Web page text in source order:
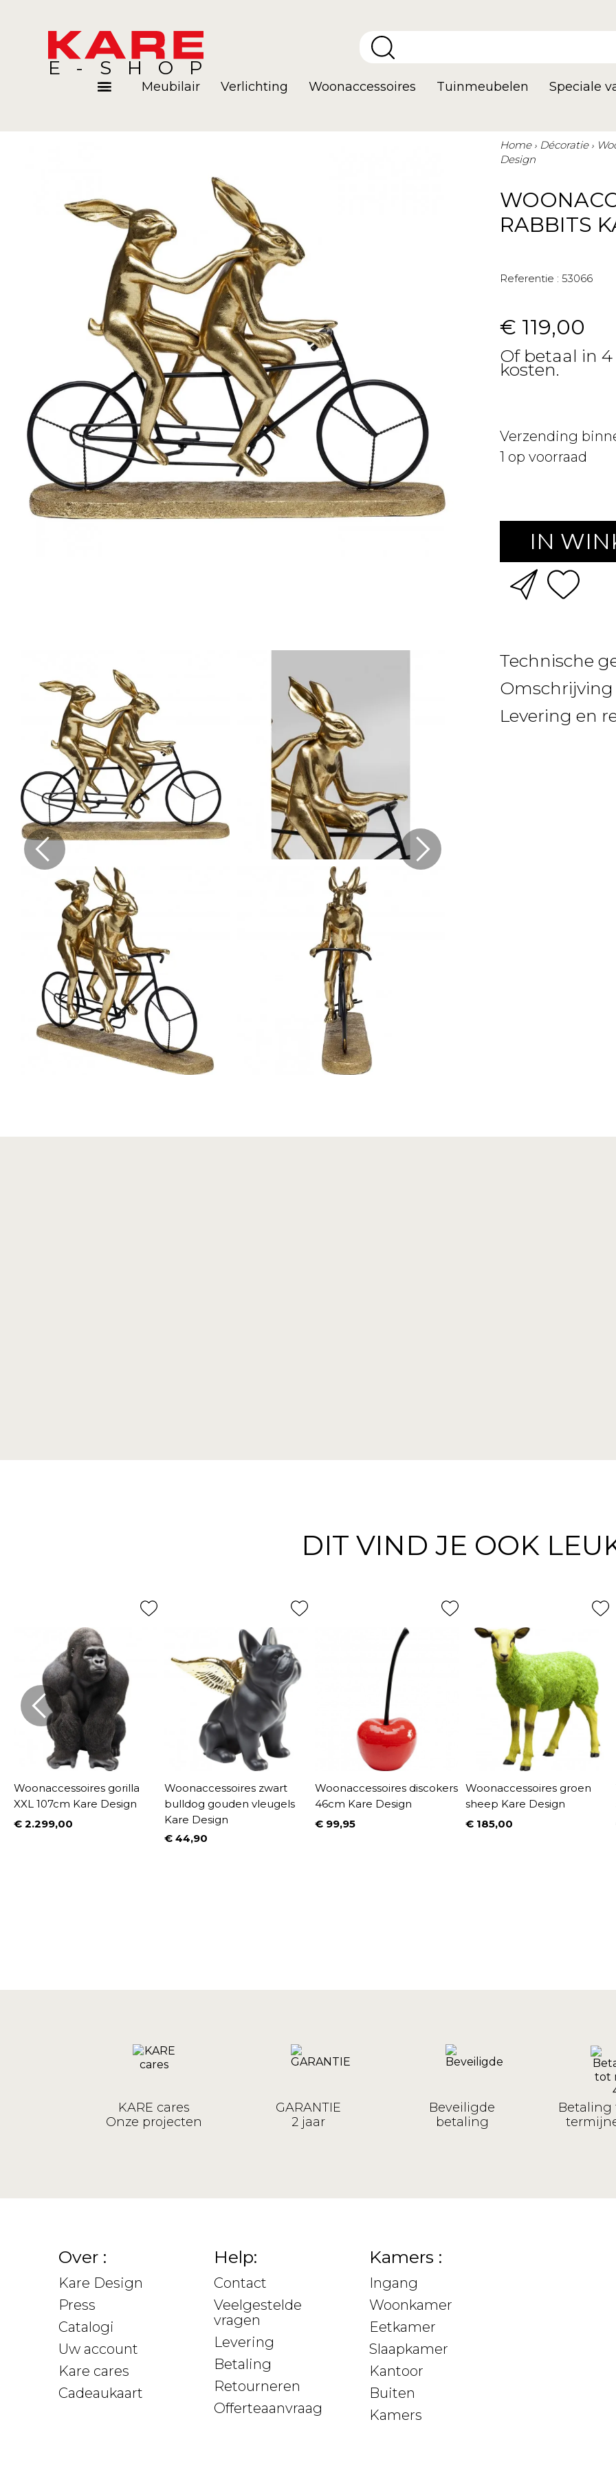
E-SHOP
Meubilair Verlichting Woonaccessoires Tuinmeubelen Speciale
Home Décoratie
Design
RABBITS
Referentie : 53066
€ 119,00
Of betaal in
kosten.
Verzending
1 op voorraad
IN
Technische
Omschrijving
Levering en
DIT VIND JE OOK
Woonaccessoires gorilla
XXL 107cm Kare Design
Prijs
€ 2.299,00
Woonaccessoires zwart
bulldog gouden vleugels
Kare Design
Prijs
€ 44,90
Woonaccessoires discokers
46cm Kare Design
Prijs
€ 99,95
Woonaccessoires groen
sheep Kare Design
Prijs
€ 185,00
KARE cares
Onze projecten
GARANTIE
2 jaar
Beveiligde
betaling
Betaling
Over :
Kare Design
Press
Catalogi
Uw account
Kare cares
Cadeaukaart
Help:
Contact
Veelgestelde
vragen
Levering
Betaling
Retourneren
Offerteaanvraag
Kamers :
Ingang
Woonkamer
Eetkamer
Slaapkamer
Kantoor
Buiten
Kamers